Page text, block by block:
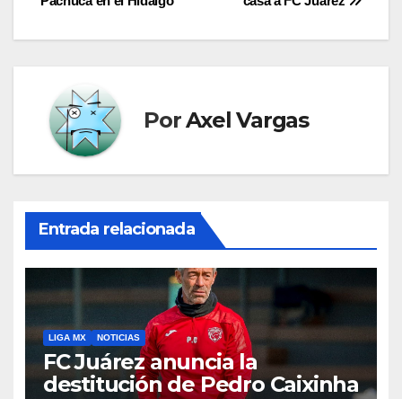
PorAxel Vargas
Entrada relacionada
LIGA MX NOTICIAS
FC Juárez anuncia la
destitución de Pedro Caixinha